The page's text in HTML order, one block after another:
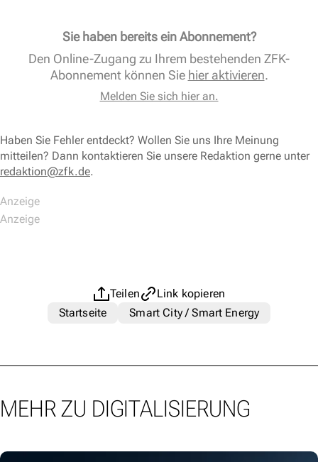
Sie haben bereits ein Abonnement?
Den Online-Zugang zu Ihrem bestehenden ZFK-
Abonnement können Sie hier aktivieren.
Melden Sie sich hier an.
Haben Sie Fehler entdeckt? Wollen Sie uns Ihre Meinung
mitteilen? Dann kontaktieren Sie unsere Redaktion gerne unter
redaktion@zfk.de.
Teilen
Link kopieren
Startseite
Smart City / Smart Energy
MEHR ZU DIGITALISIERUNG